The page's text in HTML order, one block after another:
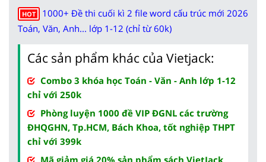
HOT
1000+ Đề thi cuối kì 2 file word cấu trúc mới 2026
Toán, Văn, Anh... lớp 1-12 (chỉ từ 60k)
Các sản phẩm khác của Vietjack:
Combo 3 khóa học Toán - Văn - Anh lớp 1-12
chỉ với 250k
Phòng luyện 1000 đề VIP ĐGNL các trường
ĐHQGHN, Tp.HCM, Bách Khoa, tốt nghiệp THPT
chỉ với 399k
Mã giảm giá 20% sản phẩm sách VietJack